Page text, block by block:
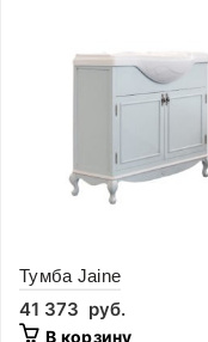
Тумба Jaine
41 373 руб.
В корзину